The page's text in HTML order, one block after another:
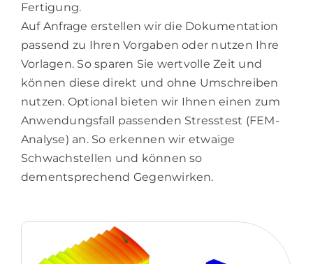
Fertigung.
Auf Anfrage erstellen wir die Dokumentation
passend zu Ihren Vorgaben oder nutzen Ihre
Vorlagen. So sparen Sie wertvolle Zeit und
können diese direkt und ohne Umschreiben
nutzen. Optional bieten wir Ihnen einen zum
Anwendungsfall passenden Stresstest (FEM-
Analyse) an. So erkennen wir etwaige
Schwachstellen und können so
dementsprechend Gegenwirken.